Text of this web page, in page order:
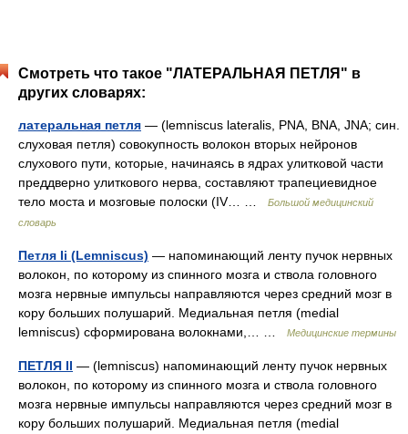
Смотреть что такое "ЛАТЕРАЛЬНАЯ ПЕТЛЯ" в
других словарях:
латеральная петля — (lemniscus lateralis, PNA, BNA, JNA; син.
слуховая петля) совокупность волокон вторых нейронов
слухового пути, которые, начинаясь в ядрах улитковой части
преддверно улиткового нерва, составляют трапециевидное
тело моста и мозговые полоски (IV… …
Большой медицинский
словарь
Петля Ii (Lemniscus) — напоминающий ленту пучок нервных
волокон, по которому из спинного мозга и ствола головного
мозга нервные импульсы направляются через средний мозг в
кору больших полушарий. Медиальная петля (medial
lemniscus) сформирована волокнами,… …
Медицинские термины
ПЕТЛЯ II — (lemniscus) напоминающий ленту пучок нервных
волокон, по которому из спинного мозга и ствола головного
мозга нервные импульсы направляются через средний мозг в
кору больших полушарий. Медиальная петля (medial